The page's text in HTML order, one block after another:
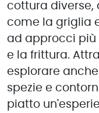
cottura diverse,
come la griglia
ad approcci
e la frittura.
esplorare
spezie e
piatto